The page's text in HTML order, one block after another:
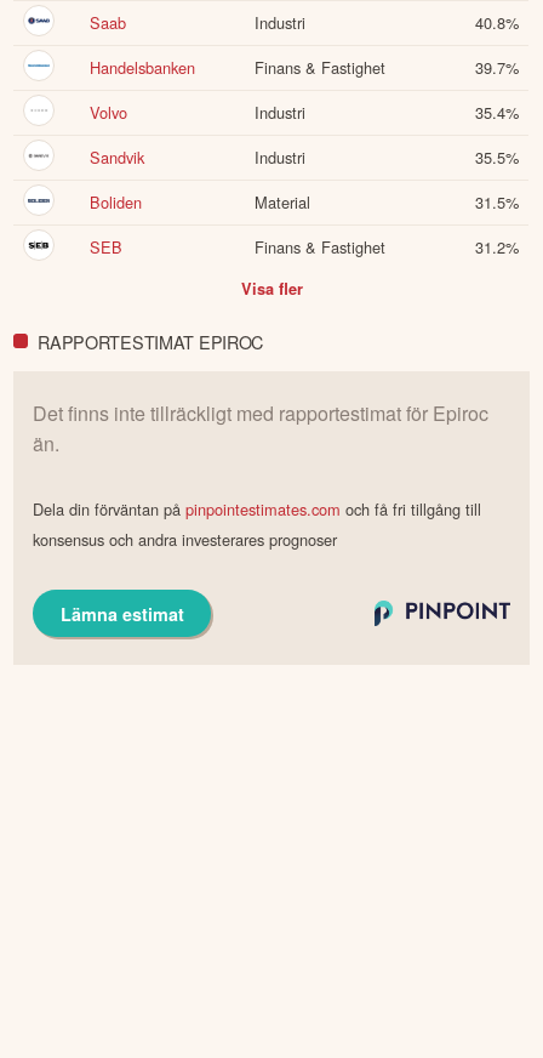
Saab
Industri 40.8%
Handelsbanken
Finans & Fastighet 39.7%
Volvo
Industri 35.4%
Sandvik
Industri 35.5%
Boliden
Material 31.5%
SEB
Finans & Fastighet 31.2%
Visa fler
RAPPORTESTIMAT EPIROC
Det finns inte tillräckligt med rapportestimat för Epiroc
än.
Dela din förväntan påpinpointestimates.com och få fri tillgång till
konsensus och andra investerares prognoser
Lämna estimat